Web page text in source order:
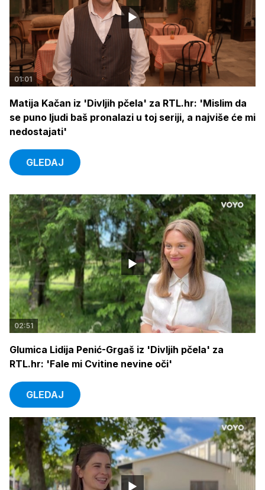
01:01
Matija Kačan iz 'Divljih pčela' za RTL.hr: 'Mislim da
se puno ljudi baš pronalazi u toj seriji, a najviše će mi
nedostajati'
GLEDAJ
02:51
Glumica Lidija Penić-Grgaš iz 'Divljih pčela' za
RTL.hr: 'Fale mi Cvitine nevine oči'
GLEDAJ